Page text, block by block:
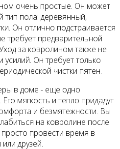
очень простые. Он может
тип пола: деревянный,
Он отлично подстраивается
предварительной
за ковролином также не
Он требует только
чистки пятен.
в доме - еще одно
мягкость и тепло придадут
и безмятежности. Вы
на ковролине после
провести время в
друзей.